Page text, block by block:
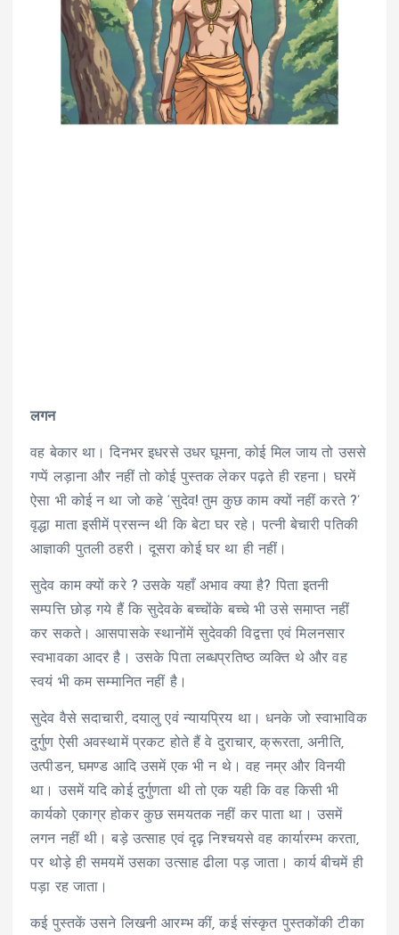
लगन
वह बेकार था। दिनभर इधरसे उधर घूमना, कोई मिल जाय तो उससे
गप्पें लड़ाना और नहीं तो कोई पुस्तक लेकर पढ़ते ही रहना। घरमें
ऐसा भी कोई न था जो कहे ‘सुदेव! तुम कुछ काम क्यों नहीं करते ?’
वृद्धा माता इसीमें प्रसन्न थी कि बेटा घर रहे। पत्नी बेचारी पतिकी
आज्ञाकी पुतली ठहरी। दूसरा कोई घर था ही नहीं।
सुदेव काम क्यों करे ? उसके यहाँ अभाव क्या है? पिता इतनी
सम्पत्ति छोड़ गये हैं कि सुदेवके बच्चोंके बच्चे भी उसे समाप्त नहीं
कर सकते। आसपासके स्थानोंमें सुदेवकी विद्वत्ता एवं मिलनसार
स्वभावका आदर है। उसके पिता लब्धप्रतिष्ठ व्यक्ति थे और वह
स्वयं भी कम सम्मानित नहीं है।
सुदेव वैसे सदाचारी, दयालु एवं न्यायप्रिय था। धनके जो स्वाभाविक
दुर्गुण ऐसी अवस्थामें प्रकट होते हैं वे दुराचार, क्रूरता, अनीति,
उत्पीडन, घमण्ड आदि उसमें एक भी न थे। वह नम्र और विनयी
था। उसमें यदि कोई दुर्गुणता थी तो एक यही कि वह किसी भी
कार्यको एकाग्र होकर कुछ समयतक नहीं कर पाता था। उसमें
लगन नहीं थी। बड़े उत्साह एवं दृढ़ निश्चयसे वह कार्यारम्भ करता,
पर थोड़े ही समयमें उसका उत्साह ढीला पड़ जाता। कार्य बीचमें ही
पड़ा रह जाता।
कई पुस्तकें उसने लिखनी आरम्भ कीं, कई संस्कृत पुस्तकोंकी टीका